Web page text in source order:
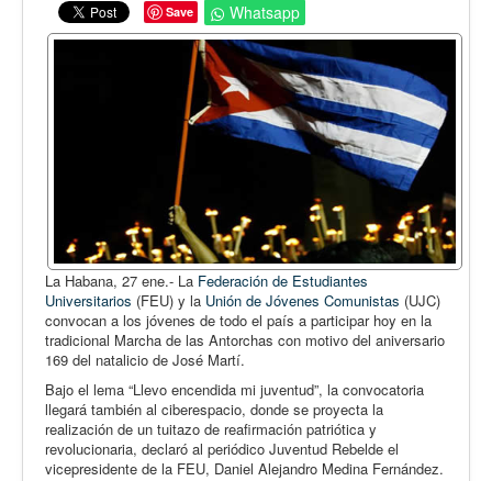
Medio Ambiente
Ciencia, tecnología y curiosidades
Desempolvando la historia
Save
Whatsapp
La Habana, 27 ene.- La Federación de Estudiantes
Universitarios (FEU) y la Unión de Jóvenes Comunistas (UJC)
convocan a los jóvenes de todo el país a participar hoy en la
tradicional Marcha de las Antorchas con motivo del aniversario
169 del natalicio de José Martí.
Bajo el lema “Llevo encendida mi juventud”, la convocatoria
llegará también al ciberespacio, donde se proyecta la
realización de un tuitazo de reafirmación patriótica y
revolucionaria, declaró al periódico Juventud Rebelde el
vicepresidente de la FEU, Daniel Alejandro Medina Fernández.